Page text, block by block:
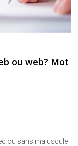
ou web? Mot
ou sans majuscule